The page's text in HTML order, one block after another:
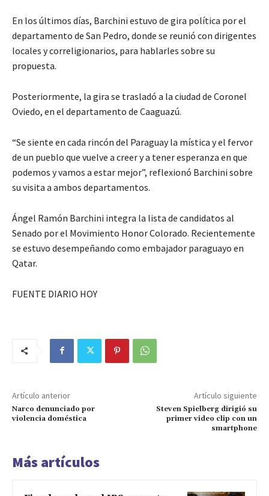
En los últimos días, Barchini estuvo de gira política por el
departamento de San Pedro, donde se reunió con dirigentes
locales y correligionarios, para hablarles sobre su
propuesta.
Posteriormente, la gira se trasladó a la ciudad de Coronel
Oviedo, en el departamento de Caaguazú.
“Se siente en cada rincón del Paraguay la mística y el fervor
de un pueblo que vuelve a creer y a tener esperanza en que
podemos y vamos a estar mejor”, reflexionó Barchini sobre
su visita a ambos departamentos.
Ángel Ramón Barchini integra la lista de candidatos al
Senado por el Movimiento Honor Colorado. Recientemente
se estuvo desempeñando como embajador paraguayo en
Qatar.
FUENTE DIARIO HOY
Artículo anterior
Narco denunciado por
violencia doméstica
Artículo siguiente
Steven Spielberg dirigió su
primer video clip con un
smartphone
Más artículos